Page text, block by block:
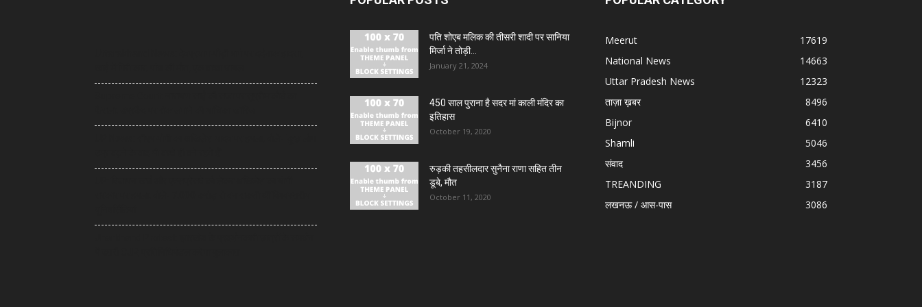
पति शोएब मलिक की तीसरी शादी पर सानिया
मिर्जा ने तोड़ी...
January 21, 2024
450 साल पुराना है सदर मां काली मंदिर का
इतिहास
October 19, 2020
रुड़की तहसीलदार सुनैना राणा सहित तीन
डूबे, मौत
October 11, 2020
Meerut
17619
National News
14663
Uttar Pradesh News
12323
ताज़ा ख़बर
8496
Bijnor
6410
Shamli
5046
संवाद
3456
TREANDING
3187
लखनऊ / आस-पास
3086